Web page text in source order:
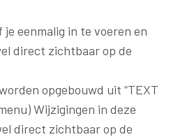
je eenmalig in te voeren en
direct zichtbaar op de
opgebouwd uit “TEXT
Wijzigingen in deze
direct zichtbaar op de